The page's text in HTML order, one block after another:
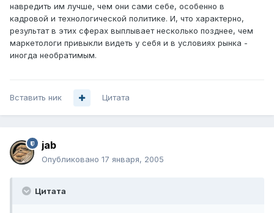
навредить им лучше, чем они сами себе, особенно в
кадровой и технологической политике. И, что характерно,
результат в этих сферах выплывает несколько позднее, чем
маркетологи привыкли видеть у себя и в условиях рынка -
иногда необратимым.
Вставить ник Цитата
jab
Опубликовано 17 января, 2005
Цитата